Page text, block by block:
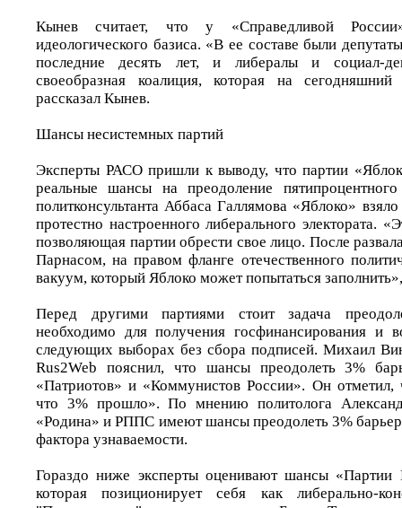
Кынев считает, что у «Справедливой
идеологического базиса. «В ее составе были
последние десять лет, и либералы и социал-
своеобразная коалиция, которая на
рассказал Кынев.
Шансы несистемных партий
Эксперты РАСО пришли к выводу, что партии
реальные шансы на преодоление
политконсультанта Аббаса Галлямова «Яблоко»
протестно настроенного либерального электората.
позволяющая партии обрести свое лицо. После
Парнасом, на правом фланге отечественного
вакуум, который Яблоко может попытаться
Перед другими партиями стоит задача
необходимо для получения госфинансирования и
следующих выборах без сбора подписей. Михаил
Rus2Web пояснил, что шансы преодолеть 3%
«Патриотов» и «Коммунистов России». Он отметил,
что 3% прошло». По мнению политолога
«Родина» и РППС имеют шансы преодолеть 3% барьер
фактора узнаваемости.
Гораздо ниже эксперты оценивают шансы «Партии
которая позиционирует себя как либерально-